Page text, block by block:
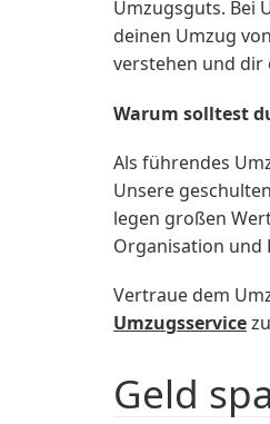
Umzugsguts. Bei
deinen Umzug
verstehen und
Warum solltest
Als führendes
Unsere
legen großen
Organisation und
Vertraue dem
Umzugsservice
Geld